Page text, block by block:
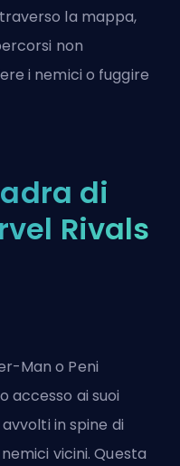
la mappa,
non
i nemici o fuggire
di
Rivals
Man o Peni
accesso ai suoi
in spine di
vicini. Questa